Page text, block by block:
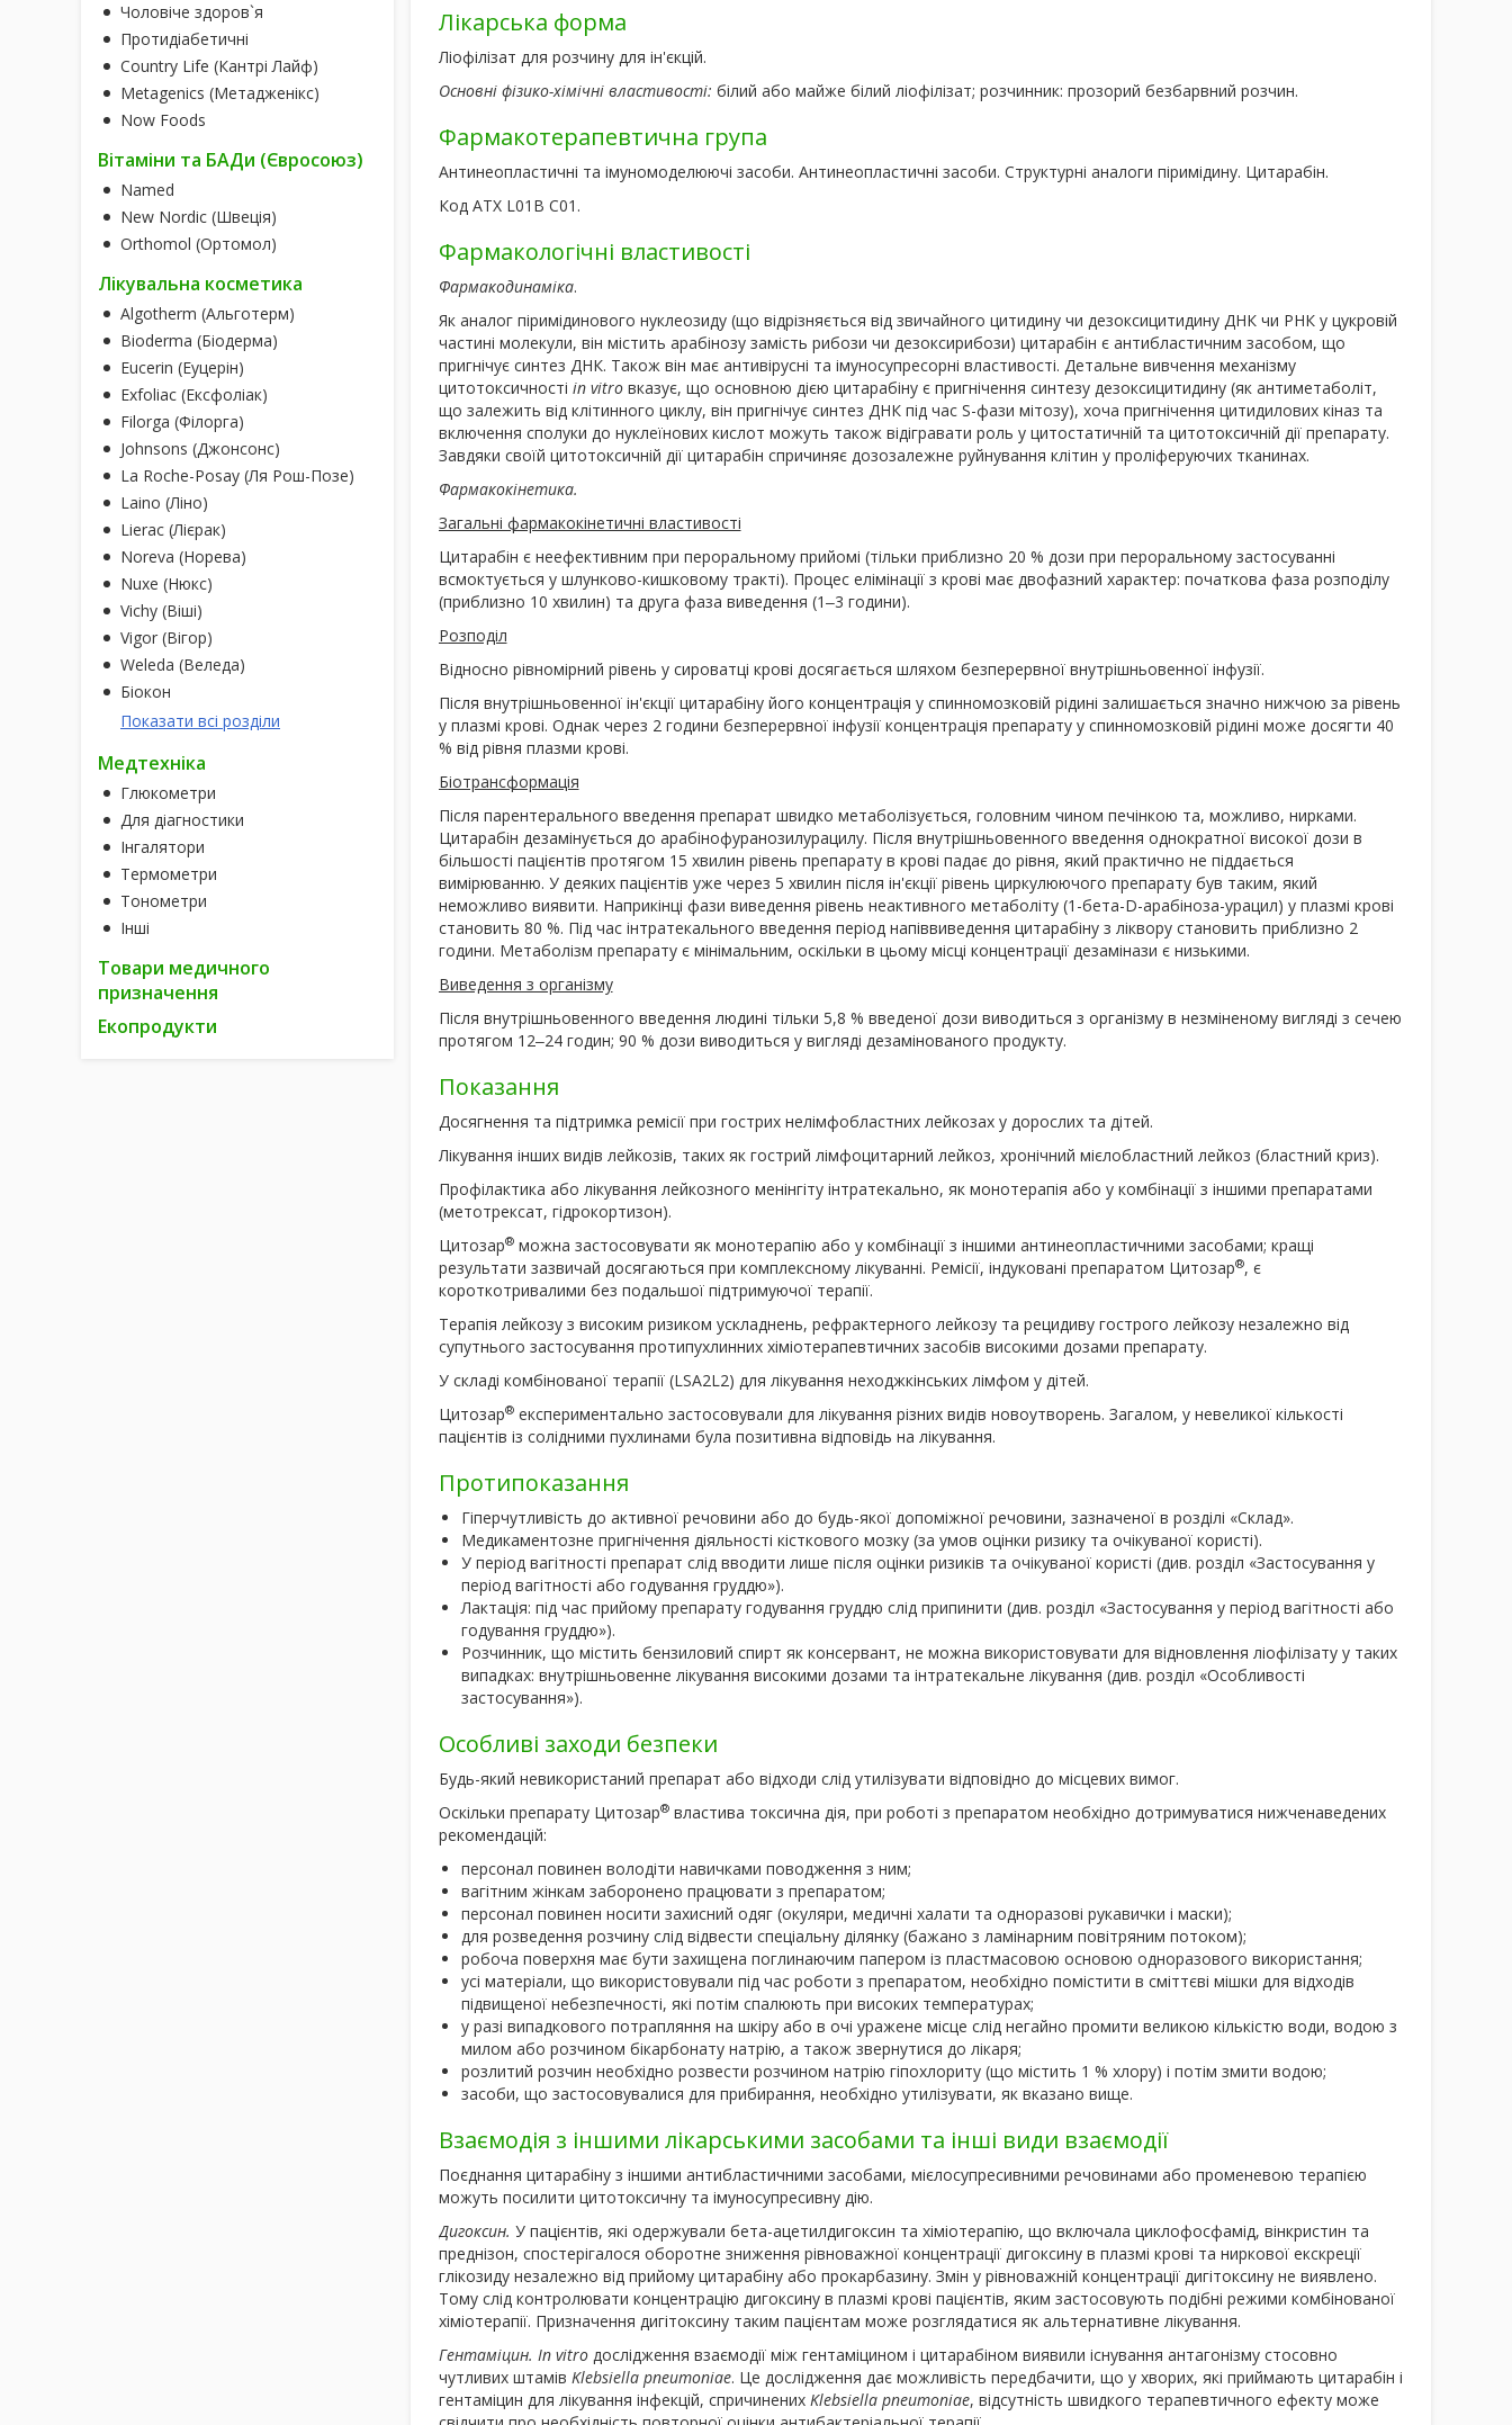
Чоловіче здоров`я
Протидіабетичні
Country Life (Кантрі Лайф)
Metagenics (Метадженікс)
Now Foods
Вітаміни та БАДи (Євросоюз)
Named
New Nordic (Швеція)
Orthomol (Ортомол)
Лікувальна косметика
Algotherm (Альготерм)
Bioderma (Біодерма)
Eucerin (Еуцерін)
Exfoliac (Ексфоліак)
Filorga (Філорга)
Johnsons (Джонсонс)
La Roche-Posay (Ля Рош-Позе)
Laino (Ліно)
Lierac (Лієрак)
Noreva (Норева)
Nuxe (Нюкс)
Vichy (Віші)
Vigor (Вігор)
Weleda (Веледа)
Біокон
Показати всі розділи
Медтехніка
Глюкометри
Для діагностики
Інгалятори
Термометри
Тонометри
Інші
Товари медичного
призначення
Екопродукти
Лікарська форма
Ліофілізат для розчину для ін'єкцій.
Основні фізико-хімічні властивості: білий або майже білий ліофілізат; розчинник: прозорий безбарвний розчин.
Фармакотерапевтична група
Антинеопластичні та імуномоделюючі засоби. Антинеопластичні засоби. Структурні аналоги піримідину. Цитарабін.
Код АТХ L01B C01.
Фармакологічні властивості
Фармакодинаміка.
Як аналог піримідинового нуклеозиду (що відрізняється від звичайного цитидину чи дезоксицитидину ДНК чи РНК у цукровій
частині молекули, він містить арабінозу замість рибози чи дезоксирибози) цитарабін є антибластичним засобом, що
пригнічує синтез ДНК. Також він має антивірусні та імуносупресорні властивості. Детальне вивчення механізму
цитотоксичності in vitroвказує, що основною дією цитарабіну є пригнічення синтезу дезоксицитидину (як антиметаболіт,
що залежить від клітинного циклу, він пригнічує синтез ДНК під час S-фази мітозу), хоча пригнічення цитидилових кіназ та
включення сполуки до нуклеїнових кислот можуть також відігравати роль у цитостатичній та цитотоксичній дії препарату.
Завдяки своїй цитотоксичній дії цитарабін спричиняє дозозалежне руйнування клітин у проліферуючих тканинах.
Фармакокінетика.
Загальні фармакокінетичні властивості
Цитарабін є неефективним при пероральному прийомі (тільки приблизно 20 % дози при пероральному застосуванні
всмоктується у шлунково-кишковому тракті). Процес елімінації з крові має двофазний характер: початкова фаза розподілу
(приблизно 10 хвилин) та друга фаза виведення (1‒3 години).
Розподіл
Відносно рівномірний рівень у сироватці крові досягається шляхом безперервної внутрішньовенної інфузії.
Після внутрішньовенної ін'єкції цитарабіну його концентрація у спинномозковій рідині залишається значно нижчою за рівень
у плазмі крові. Однак через 2 години безперервної інфузії концентрація препарату у спинномозковій рідині може досягти 40
% від рівня плазми крові.
Біотрансформація
Після парентерального введення препарат швидко метаболізується, головним чином печінкою та, можливо, нирками.
Цитарабін дезамінується до арабінофуранозилурацилу. Після внутрішньовенного введення однократної високої дози в
більшості пацієнтів протягом 15 хвилин рівень препарату в крові падає до рівня, який практично не піддається
вимірюванню. У деяких пацієнтів уже через 5 хвилин після ін'єкції рівень циркулюючого препарату був таким, який
неможливо виявити. Наприкінці фази виведення рівень неактивного метаболіту (1-бета-D-арабіноза-урацил) у плазмі крові
становить 80 %. Під час інтратекального введення період напіввиведення цитарабіну з ліквору становить приблизно 2
години. Метаболізм препарату є мінімальним, оскільки в цьому місці концентрації дезамінази є низькими.
Виведення з організму
Після внутрішньовенного введення людині тільки 5,8 % введеної дози виводиться з організму в незміненому вигляді з сечею
протягом 12‒24 годин; 90 % дози виводиться у вигляді дезамінованого продукту.
Показання
Досягнення та підтримка ремісії при гострих нелімфобластних лейкозах у дорослих та дітей.
Лікування інших видів лейкозів, таких як гострий лімфоцитарний лейкоз, хронічний мієлобластний лейкоз (бластний криз).
Профілактика або лікування лейкозного менінгіту інтратекально, як монотерапія або у комбінації з іншими препаратами
(метотрексат, гідрокортизон).
Цитозар®можна застосовувати як монотерапію або у комбінації з іншими антинеопластичними засобами; кращі
результати зазвичай досягаються при комплексному лікуванні. Ремісії, індуковані препаратом Цитозар®, є
короткотривалими без подальшої підтримуючої терапії.
Терапія лейкозу з високим ризиком ускладнень, рефрактерного лейкозу та рецидиву гострого лейкозу незалежно від
супутнього застосування протипухлинних хіміотерапевтичних засобів високими дозами препарату.
У складі комбінованої терапії (LSA2L2) для лікування неходжкінських лімфом у дітей.
Цитозар®експериментально застосовували для лікування різних видів новоутворень. Загалом, у невеликої кількості
пацієнтів із солідними пухлинами була позитивна відповідь на лікування.
Протипоказання
Гіперчутливість до активної речовини або до будь-якої допоміжної речовини, зазначеної в розділі «Склад».
Медикаментозне пригнічення діяльності кісткового мозку (за умов оцінки ризику та очікуваної користі).
У період вагітності препарат слід вводити лише після оцінки ризиків та очікуваної користі (див. розділ «Застосування у
період вагітності або годування груддю»).
Лактація: під час прийому препарату годування груддю слід припинити (див. розділ «Застосування у період вагітності або
годування груддю»).
Розчинник, що містить бензиловий спирт як консервант, не можна використовувати для відновлення ліофілізату у таких
випадках: внутрішньовенне лікування високими дозами та інтратекальне лікування (див. розділ «Особливості
застосування»).
Особливі заходи безпеки
Будь-який невикористаний препарат або відходи слід утилізувати відповідно до місцевих вимог.
Оскільки препарату Цитозар®властива токсична дія, при роботі з препаратом необхідно дотримуватися нижченаведених
рекомендацій:
персонал повинен володіти навичками поводження з ним;
вагітним жінкам заборонено працювати з препаратом;
персонал повинен носити захисний одяг (окуляри, медичні халати та одноразові рукавички і маски);
для розведення розчину слід відвести спеціальну ділянку (бажано з ламінарним повітряним потоком);
робоча поверхня має бути захищена поглинаючим папером із пластмасовою основою одноразового використання;
усі матеріали, що використовували під час роботи з препаратом, необхідно помістити в сміттєві мішки для відходів
підвищеної небезпечності, які потім спалюють при високих температурах;
у разі випадкового потрапляння на шкіру або в очі уражене місце слід негайно промити великою кількістю води, водою з
милом або розчином бікарбонату натрію, а також звернутися до лікаря;
розлитий розчин необхідно розвести розчином натрію гіпохлориту (що містить 1 % хлору) і потім змити водою;
засоби, що застосовувалися для прибирання, необхідно утилізувати, як вказано вище.
Взаємодія з іншими лікарськими засобами та інші види взаємодії
Поєднання цитарабіну з іншими антибластичними засобами, мієлосупресивними речовинами або променевою терапією
можуть посилити цитотоксичну та імуносупресивну дію.
Дигоксин. У пацієнтів, які одержували бета-ацетилдигоксин та хіміотерапію, що включала циклофосфамід, вінкристин та
преднізон, спостерігалося оборотне зниження рівноважної концентрації дигоксину в плазмі крові та ниркової екскреції
глікозиду незалежно від прийому цитарабіну або прокарбазину. Змін у рівноважній концентрації дигітоксину не виявлено.
Тому слід контролювати концентрацію дигоксину в плазмі крові пацієнтів, яким застосовують подібні режими комбінованої
хіміотерапії. Призначення дигітоксину таким пацієнтам може розглядатися як альтернативне лікування.
Гентаміцин. Іn vitroдослідження взаємодії між гентаміцином і цитарабіном виявили існування антагонізму стосовно
чутливих штамів Klebsiella pneumoniae. Це дослідження дає можливість передбачити, що у хворих, які приймають цитарабін і
гентаміцин для лікування інфекцій, спричинених Klebsiella pneumoniae, відсутність швидкого терапевтичного ефекту може